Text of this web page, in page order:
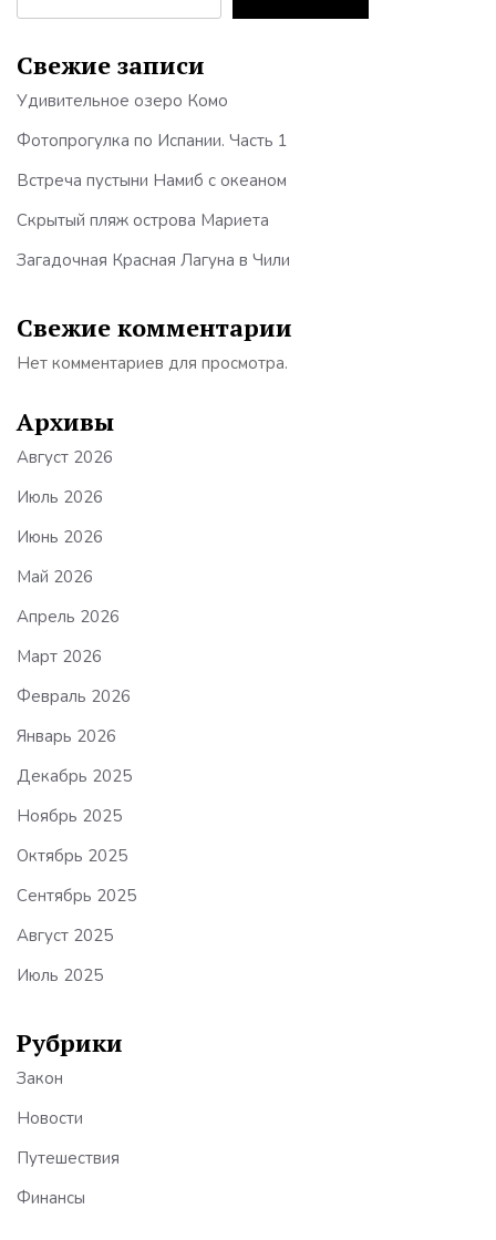
Свежие записи
Удивительное озеро Комо
Фотопрогулка по Испании. Часть 1
Встреча пустыни Намиб с океаном
Скрытый пляж острова Мариета
Загадочная Красная Лагуна в Чили
Свежие комментарии
Нет комментариев для просмотра.
Архивы
Август 2026
Июль 2026
Июнь 2026
Май 2026
Апрель 2026
Март 2026
Февраль 2026
Январь 2026
Декабрь 2025
Ноябрь 2025
Октябрь 2025
Сентябрь 2025
Август 2025
Июль 2025
Рубрики
Закон
Новости
Путешествия
Финансы